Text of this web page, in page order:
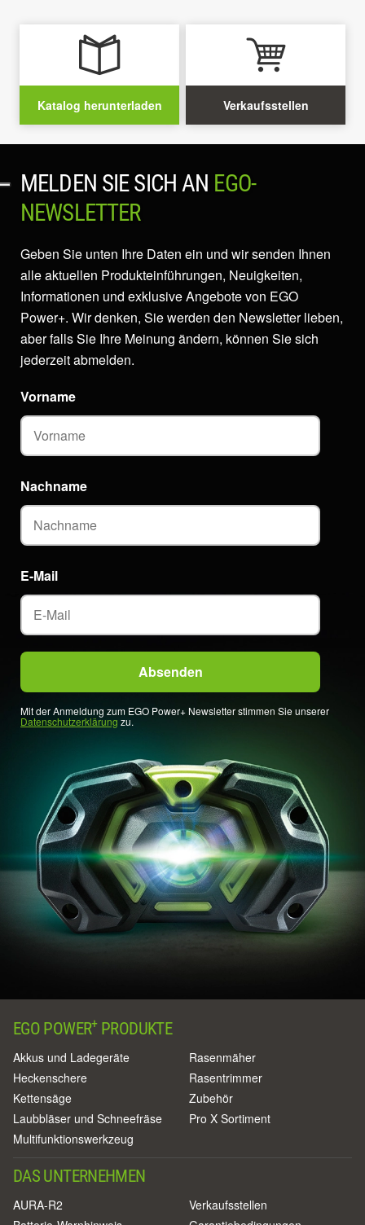
Katalog herunterladen Verkaufsstellen
MELDEN SIE SICH AN EGO-
NEWSLETTER
Geben Sie unten Ihre Daten ein und wir senden Ihnen
alle aktuellen Produkteinführungen, Neuigkeiten,
Informationen und exklusive Angebote von EGO
Power+. Wir denken, Sie werden den Newsletter lieben,
aber falls Sie Ihre Meinung ändern, können Sie sich
jederzeit abmelden.
E-Mail
Vorname
Nachname
Mit der Anmeldung zum EGO Power+ Newsletter stimmen Sie unserer
Datenschutzerklärung zu.
EGO POWER+PRODUKTE
Akkus und Ladegeräte
Heckenschere
Kettensäge
Laubbläser und Schneefräse
Multifunktionswerkzeug
Rasenmäher
Rasentrimmer
Zubehör
Pro X Sortiment
DAS UNTERNEHMEN
AURA-R2
Verkaufsstellen